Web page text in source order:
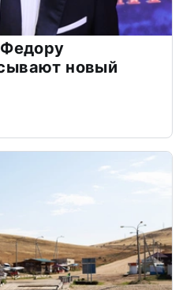
новый